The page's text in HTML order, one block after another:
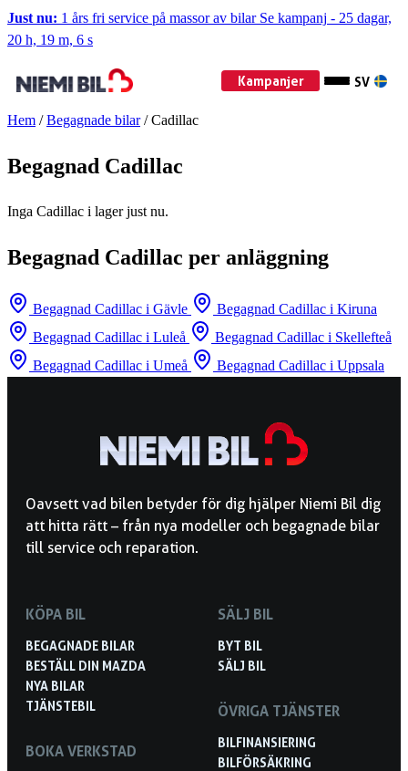
Just nu: 1 års fri service på massor av bilar Se kampanj - 25 dagar,
20 h, 19 m, 6 s
Kampanjer SV
Hem / Begagnade bilar / Cadillac
Begagnad Cadillac
Inga Cadillac i lager just nu.
Begagnad Cadillac per anläggning
Begagnad Cadillac i Gävle
Begagnad Cadillac i Kiruna
Begagnad Cadillac i Luleå
Begagnad Cadillac i Skellefteå
Begagnad Cadillac i Umeå
Begagnad Cadillac i Uppsala
Oavsett vad bilen betyder för dig hjälper Niemi Bil dig
att hitta rätt – från nya modeller och begagnade bilar
till service och reparation.
KÖPA BIL
BEGAGNADE BILAR
BESTÄLL DIN MAZDA
NYA BILAR
TJÄNSTEBIL
BOKA VERKSTAD
SÄLJ BIL
BYT BIL
SÄLJ BIL
ÖVRIGA TJÄNSTER
BILFINANSIERING
BILFÖRSÄKRING